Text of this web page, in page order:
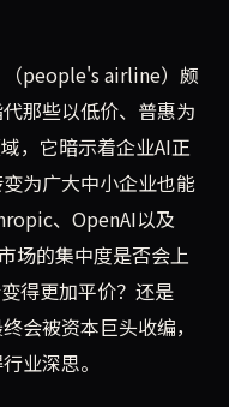
people's airline）颇
那些以低价、普惠为
，它暗示着企业AI正
为广大中小企业也能
、OpenAI以及
场的集中度是否会上
得更加平价？还是
被资本巨头收编，
业深思。